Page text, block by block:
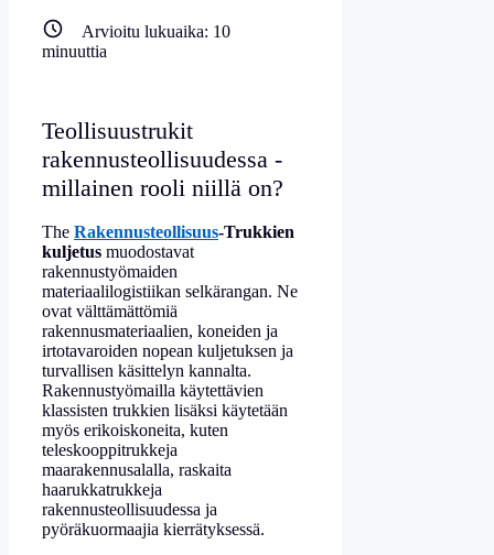
Arvioitu lukuaika: 10
minuuttia
Teollisuustrukit
rakennusteollisuudessa -
millainen rooli niillä on?
The Rakennusteollisuus-Trukkien
kuljetus muodostavat
rakennustyömaiden
materiaalilogistiikan selkärangan. Ne
ovat välttämättömiä
rakennusmateriaalien, koneiden ja
irtotavaroiden nopean kuljetuksen ja
turvallisen käsittelyn kannalta.
Rakennustyömailla käytettävien
klassisten trukkien lisäksi käytetään
myös erikoiskoneita, kuten
teleskooppitrukkeja
maarakennusalalla, raskaita
haarukkatrukkeja
rakennusteollisuudessa ja
pyöräkuormaajia kierrätyksessä.